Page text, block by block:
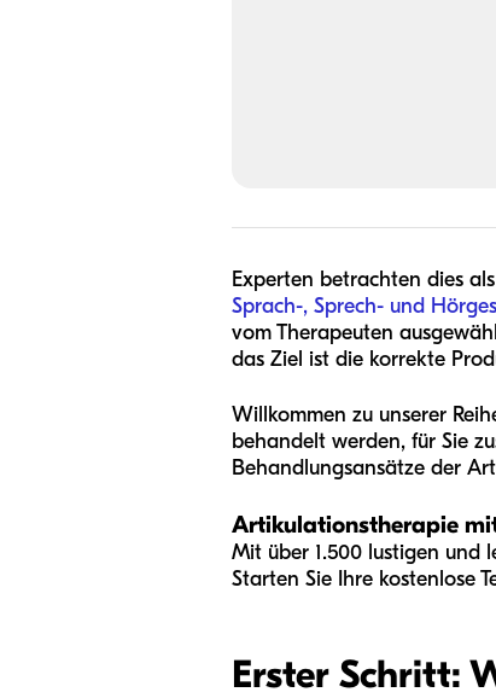
Experten betrachten dies
Sprach-, Sprech- und
vom Therapeuten
das Ziel ist die korrekte
Willkommen zu unserer
behandelt werden, für Sie
Behandlungsansätze der
Artikulationstherapie
Mit über 1.500 lustigen und
Starten Sie Ihre kostenlose
Erster Schritt: